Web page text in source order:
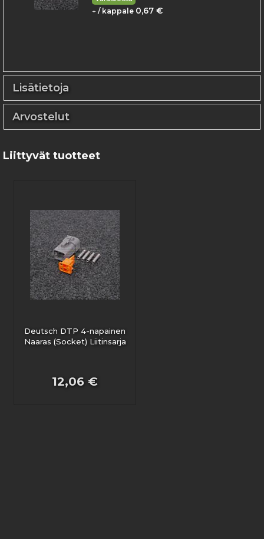
+ / kappale 0,67 €
Lisätietoja
Arvostelut
Liittyvät tuotteet
Deutsch DTP 4-napainen
Naaras (Socket) Liitinsarja
12,06 €